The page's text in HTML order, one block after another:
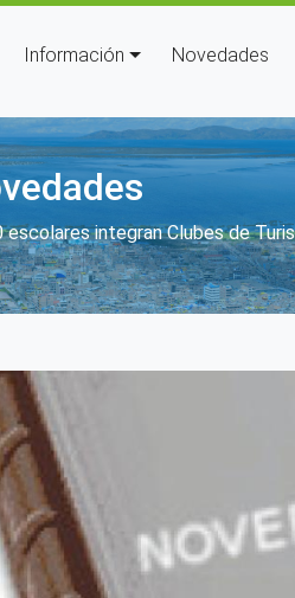
Información Novedades
de ayuda a
escolares integran Clubes de